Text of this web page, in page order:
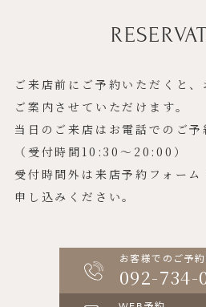
ご来店前にご予約いただくと
ご案内させていただけます。
当日のご来店はお電話でのご予
（受付時間10:30〜20:00）
受付時間外は来店予約フォー
申し込みください。
お客様でのご予
092-734-